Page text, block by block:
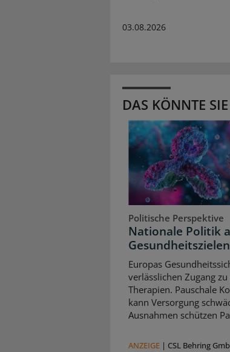
03.08.2026
DAS KÖNNTE
Politische Perspektive
Nationale Politik
Europas
verlässlichen Zugang
Therapien. Pauschale
kann Versorgung
Ausnahmen schützen
ANZEIGE | CSL Behring